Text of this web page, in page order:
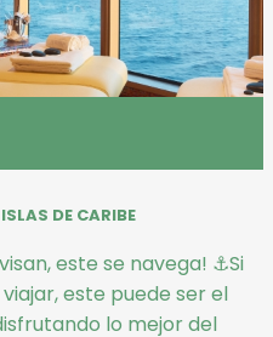
DE CARIBE
este se navega! ⚓Si
este puede ser el
lo mejor del